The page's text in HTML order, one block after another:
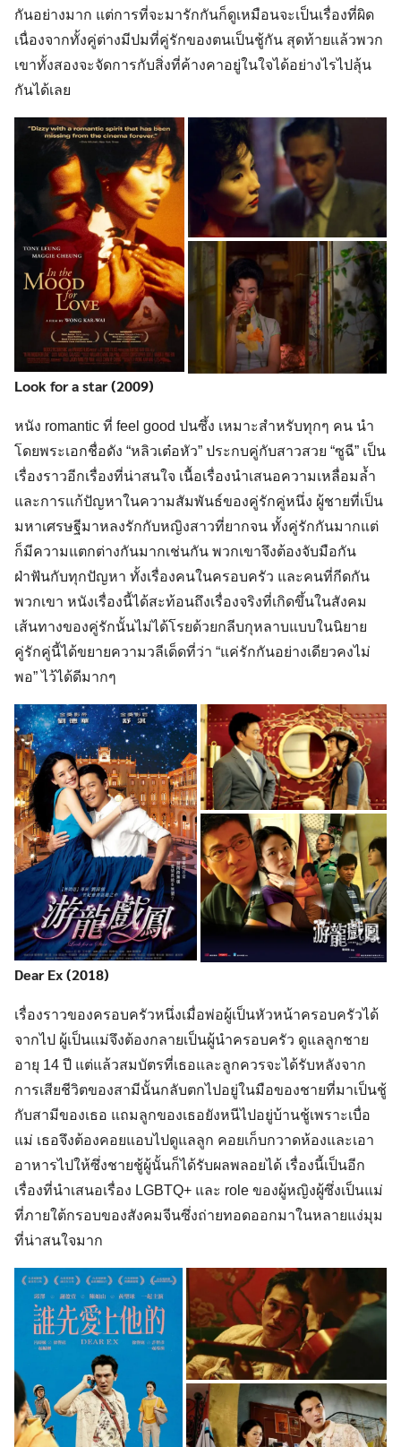
กันอย่างมาก แต่การที่จะมารักกันก็ดูเหมือนจะเป็นเรื่องที่ผิด
เนื่องจากทั้งคู่ต่างมีปมที่คู่รักของตนเป็นชู้กัน สุดท้ายแล้วพวก
เขาทั้งสองจะจัดการกับสิ่งที่ค้างคาอยู่ในใจได้อย่างไรไปลุ้น
กันได้เลย
Look for a star (2009)
หนัง romantic ที่ feel good ปนซึ้ง เหมาะสำหรับทุกๆ คน นำ
โดยพระเอกชื่อดัง “หลิวเต๋อหัว” ประกบคู่กับสาวสวย “ซูฉี” เป็น
เรื่องราวอีกเรื่องที่น่าสนใจ เนื้อเรื่องนำเสนอความเหลื่อมล้ำ
และการแก้ปัญหาในความสัมพันธ์ของคู่รักคู่หนึ่ง ผู้ชายที่เป็น
มหาเศรษฐีมาหลงรักกับหญิงสาวที่ยากจน ทั้งคู่รักกันมากแต่
ก็มีความแตกต่างกันมากเช่นกัน พวกเขาจึงต้องจับมือกัน
ฝ่าฟันกับทุกปัญหา ทั้งเรื่องคนในครอบครัว และคนที่กีดกัน
พวกเขา หนังเรื่องนี้ได้สะท้อนถึงเรื่องจริงที่เกิดขึ้นในสังคม
เส้นทางของคู่รักนั้นไม่ได้โรยด้วยกลีบกุหลาบแบบในนิยาย
คู่รักคู่นี้ได้ขยายความวลีเด็ดที่ว่า “แค่รักกันอย่างเดียวคงไม่
พอ” ไว้ได้ดีมากๆ
Dear Ex (2018)
เรื่องราวของครอบครัวหนึ่งเมื่อพ่อผู้เป็นหัวหน้าครอบครัวได้
จากไป ผู้เป็นแม่จึงต้องกลายเป็นผู้นำครอบครัว ดูแลลูกชาย
อายุ 14 ปี แต่แล้วสมบัตรที่เธอและลูกควรจะได้รับหลังจาก
การเสียชีวิตของสามีนั้นกลับตกไปอยู่ในมือของชายที่มาเป็นชู้
กับสามีของเธอ แถมลูกของเธอยังหนีไปอยู่บ้านชู้เพราะเบื่อ
แม่ เธอจึงต้องคอยแอบไปดูแลลูก คอยเก็บกวาดห้องและเอา
อาหารไปให้ซึ่งชายชู้ผู้นั้นก็ได้รับผลพลอยได้ เรื่องนี้เป็นอีก
เรื่องที่นำเสนอเรื่อง LGBTQ+ และ role ของผู้หญิงผู้ซึ่งเป็นแม่
ที่ภายใต้กรอบของสังคมจีนซึ่งถ่ายทอดออกมาในหลายแง่มุม
ที่น่าสนใจมาก